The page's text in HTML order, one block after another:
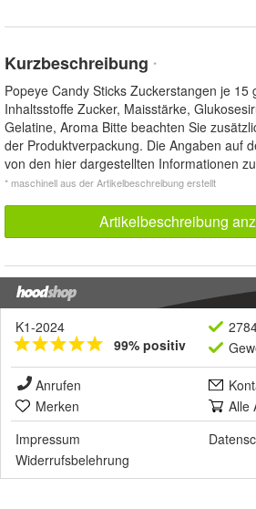
Kurzbeschreibung *
Popeye Candy Sticks Zuckerstangen je 15
Inhaltsstoffe Zucker, Maisstärke,
Gelatine, Aroma Bitte beachten Sie
der Produktverpackung. Die Angaben auf
von den hier dargestellten Informationen
* maschinell aus der Artikelbeschreibung erstellt
Artikelbeschreibung
K1-2024
99% positiv
Anrufen
Merken
Alle
Impressum
Widerrufsbelehrung